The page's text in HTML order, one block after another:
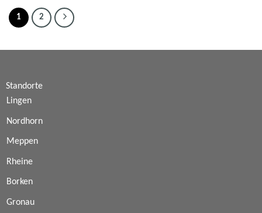
1 2
Standorte
Lingen
Nordhorn
Meppen
Rheine
Borken
Gronau